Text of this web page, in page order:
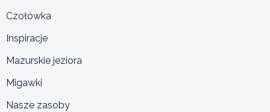
Czołówka
Inspiracje
Mazurskie jeziora
Migawki
Nasze zasoby